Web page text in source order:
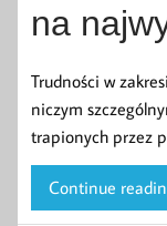
na
Trudności w
niczym
trapionych przez
Continue